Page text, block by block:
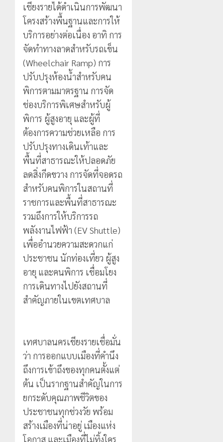
เชียงรายได้ดำเนินการพัฒนา
โครงสร้างพื้นฐานและการให้
บริการอย่างต่อเนื่อง อาทิ การ
จัดทำทางลาดสำหรับรถเข็น
(Wheelchair Ramp) การ
ปรับปรุงห้องน้ำสำหรับคน
พิการตามมาตรฐาน การจัด
ช่องบริการพิเศษสำหรับผู้
พิการ ผู้สูงอายุ และผู้ที่
ต้องการความช่วยเหลือ การ
ปรับปรุงทางเดินเท้าและ
พื้นที่สาธารณะให้ปลอดภัย
ลดสิ่งกีดขวาง การจัดที่จอดรถ
สำหรับคนพิการในสถานที่
ราชการและพื้นที่สาธารณะ
รวมถึงการให้บริการรถ
พลังงานไฟฟ้า (EV Shuttle)
เพื่ออำนวยความสะดวกแก่
ประชาชน นักท่องเที่ยว ผู้สูง
อายุ และคนพิการ เชื่อมโยง
การเดินทางไปยังสถานที่
สำคัญภายในเขตเทศบาล
เทศบาลนครเชียงรายเชื่อมั่น
ว่า การออกแบบเมืองที่คำนึง
ถึงการเข้าถึงของทุกคนตั้งแต่
ต้น เป็นรากฐานสำคัญในการ
ยกระดับคุณภาพชีวิตของ
ประชาชนทุกช่วงวัย พร้อม
สร้างเมืองที่น่าอยู่ เมืองแห่ง
โอกาส และเมืองที่ไม่ทิ้งใคร